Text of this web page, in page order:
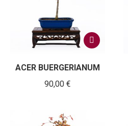
ACER BUERGERIANUM
90,00 €